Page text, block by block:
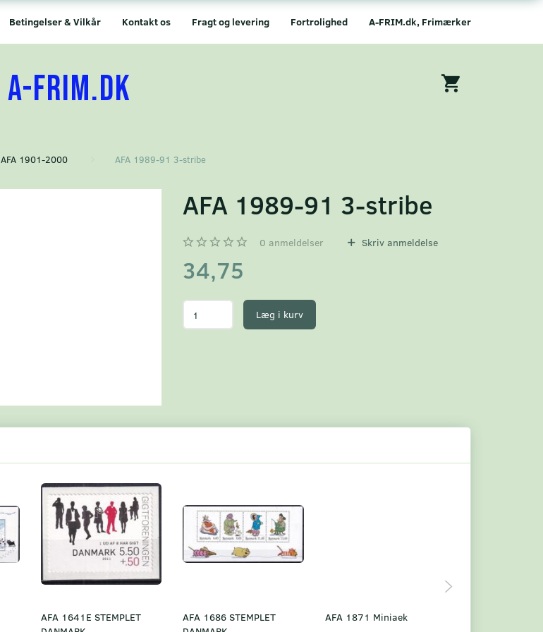
A-FRIM.dk, Frimærker
Fortrolighed
Fragt og levering
Kontakt os
Betingelser & Vilkår
A-FRIM.DK
AFA 1901-2000 AFA 1989-91 3-stribe
AFA 1989-91 3-stribe
0 anmeldelser Skriv anmeldelse
34,75
Læg i kurv
AFA 1641E STEMPLET
AFA 1686 STEMPLET
AFA 1871 Miniaek